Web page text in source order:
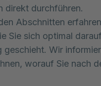
direkt durchführen.
Abschnitten
Sie sich optimal
geschieht. Wir
worauf Sie nach